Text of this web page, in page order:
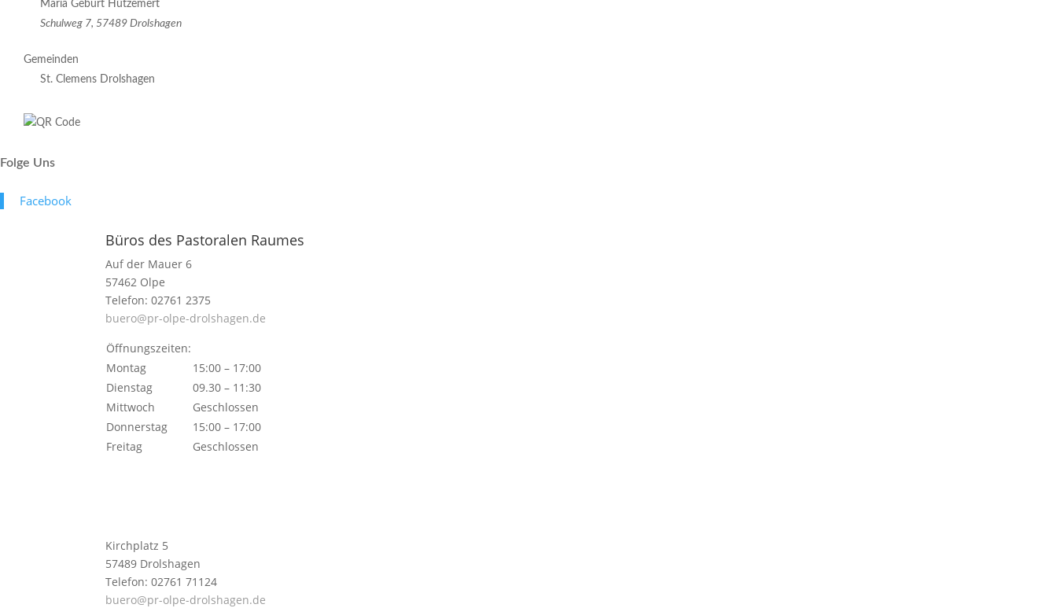
Mariä Geburt Hützemert
Schulweg 7, 57489 Drolshagen
Gemeinden
St. Clemens Drolshagen
Folge Uns
Face­book
Büros des Pastoralen Raumes
Auf der Mauer 6
57462 Olpe
Telefon: 02761 2375
buero@pr-olpe-drolshagen.de
Öffnungszeiten:
Montag
15:00 – 17:00
Dienstag
09.30 – 11:30
Mittwoch
Geschlossen
Donnerstag
15:00 – 17:00
Freitag
Geschlossen
Kirchplatz 5
57489 Drolshagen
Telefon: 02761 71124
buero@pr-olpe-drolshagen.de